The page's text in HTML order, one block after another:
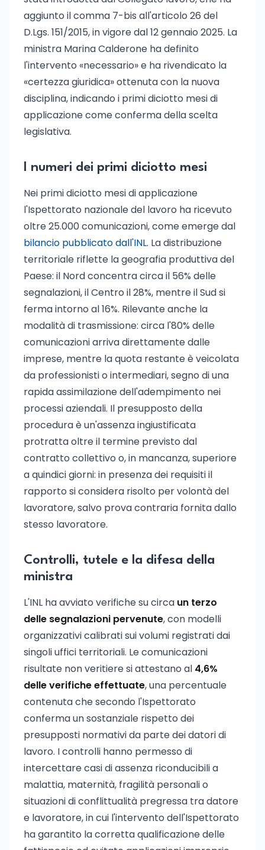
aggiunto il comma 7-bis all'articolo 26 del
D.Lgs. 151/2015, in vigore dal 12 gennaio 2025. La
ministra Marina Calderone ha definito
l'intervento «necessario» e ha rivendicato la
«certezza giuridica» ottenuta con la nuova
disciplina, indicando i primi diciotto mesi di
applicazione come conferma della scelta
legislativa.
I numeri dei primi diciotto mesi
Nei primi diciotto mesi di applicazione
l'Ispettorato nazionale del lavoro ha ricevuto
oltre 25.000 comunicazioni, come emerge dal
bilancio pubblicato dall'INL. La distribuzione
territoriale riflette la geografia produttiva del
Paese: il Nord concentra circa il 56% delle
segnalazioni, il Centro il 28%, mentre il Sud si
ferma intorno al 16%. Rilevante anche la
modalità di trasmissione: circa l'80% delle
comunicazioni arriva direttamente dalle
imprese, mentre la quota restante è veicolata
da professionisti o intermediari, segno di una
rapida assimilazione dell'adempimento nei
processi aziendali. Il presupposto della
procedura è un'assenza ingiustificata
protratta oltre il termine previsto dal
contratto collettivo o, in mancanza, superiore
a quindici giorni: in presenza dei requisiti il
rapporto si considera risolto per volontà del
lavoratore, salvo prova contraria fornita dallo
stesso lavoratore.
Controlli, tutele e la difesa della
ministra
L'INL ha avviato verifiche su circa un terzo
delle segnalazioni pervenute, con modelli
organizzativi calibrati sui volumi registrati dai
singoli uffici territoriali. Le comunicazioni
risultate non veritiere si attestano al 4,6%
delle verifiche effettuate, una percentuale
contenuta che secondo l'Ispettorato
conferma un sostanziale rispetto dei
presupposti normativi da parte dei datori di
lavoro. I controlli hanno permesso di
intercettare casi di assenza riconducibili a
malattia, maternità, fragilità personali o
situazioni di conflittualità pregressa tra datore
e lavoratore, in cui l'intervento dell'Ispettorato
ha garantito la corretta qualificazione delle